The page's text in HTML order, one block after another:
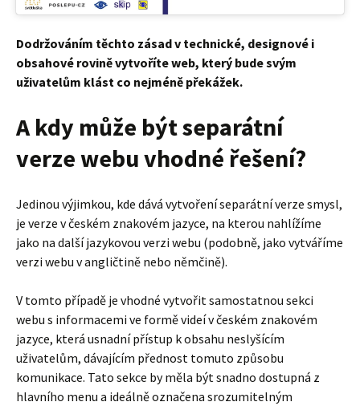
Dodržováním těchto zásad v technické, designové i
obsahové rovině vytvoříte web, který bude svým
uživatelům klást co nejméně překážek.
A kdy může být separátní
verze webu vhodné řešení?
Jedinou výjimkou, kde dává vytvoření separátní verze smysl,
je verze v českém znakovém jazyce, na kterou nahlížíme
jako na další jazykovou verzi webu (podobně, jako vytváříme
verzi webu v angličtině nebo němčině).
V tomto případě je vhodné vytvořit samostatnou sekci
webu s informacemi ve formě videí v českém znakovém
jazyce, která usnadní přístup k obsahu neslyšícím
uživatelům, dávajícím přednost tomuto způsobu
komunikace. Tato sekce by měla být snadno dostupná z
hlavního menu a ideálně označena srozumitelným